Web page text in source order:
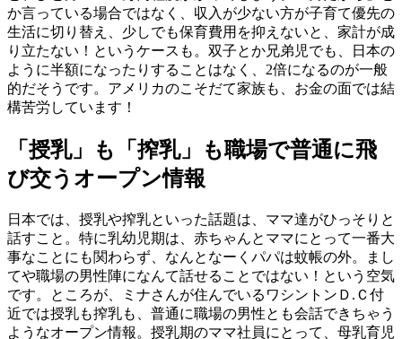
か言っている場合ではなく、収入が少ない方が子育て優先の
生活に切り替え、少しでも保育費用を抑えないと、家計が成
り立たない！というケースも。双子とか兄弟児でも、日本の
ように半額になったりすることはなく、2倍になるのが一般
的だそうです。アメリカのこそだて家族も、お金の面では結
構苦労しています！
「授乳」も「搾乳」も職場で普通に飛
び交うオープン情報
日本では、授乳や搾乳といった話題は、ママ達がひっそりと
話すこと。特に乳幼児期は、赤ちゃんとママにとって一番大
事なことにも関わらず、なんとなーくパパは蚊帳の外。まし
てや職場の男性陣になんて話せることではない！という空気
です。ところが、ミナさんが住んでいるワシントンＤ.Ｃ付
近では授乳も搾乳も、普通に職場の男性とも会話できちゃう
ようなオープン情報。授乳期のママ社員にとって、母乳育児